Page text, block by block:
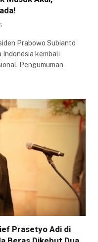
6
Prabowo Subianto
Indonesia kembali
Pengumuman
Prasetyo Adi di